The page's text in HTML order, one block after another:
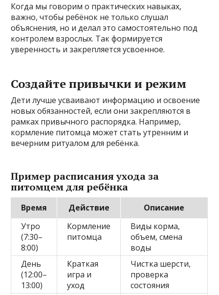
Когда мы говорим о практических навыках,
важно, чтобы ребёнок не только слушал
объяснения, но и делал это самостоятельно под
контролем взрослых. Так формируется
уверенность и закрепляется усвоенное.
Создайте привычки и режим
Дети лучше усваивают информацию и освоение
новых обязанностей, если они закрепляются в
рамках привычного распорядка. Например,
кормление питомца может стать утренним и
вечерним ритуалом для ребёнка.
Пример расписания ухода за
питомцем для ребёнка
Время Действие
Описание
Утро
(7:30–
8:00)
Кормление
питомца
Виды корма,
объем, смена
воды
День
(12:00–
13:00)
Краткая
игра и
уход
Чистка шерсти,
проверка
состояния